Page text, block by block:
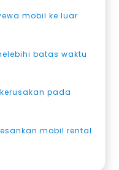
mobil ke luar
batas waktu
pada
mobil rental